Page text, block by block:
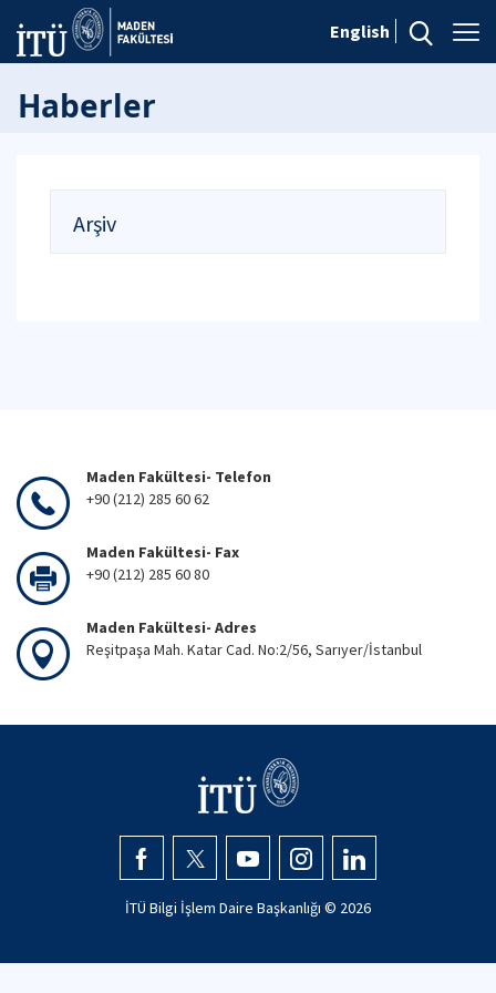
English
Haberler
Arşiv
Maden Fakültesi- Telefon
+90 (212) 285 60 62
Maden Fakültesi- Fax
+90 (212) 285 60 80
Maden Fakültesi- Adres
Reşitpaşa Mah. Katar Cad. No:2/56, Sarıyer/İstanbul
İTÜ Bilgi İşlem Daire Başkanlığı © 2026